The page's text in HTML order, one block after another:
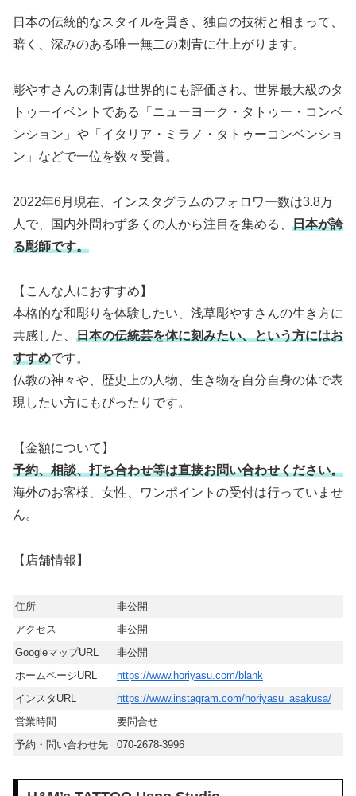
日本の伝統的なスタイルを貫き、独自の技術と相まって、
暗く、深みのある唯一無二の刺青に仕上がります。
彫やすさんの刺青は世界的にも評価され、世界最大級のタ
トゥーイベントである「ニューヨーク・タトゥー・コンベ
ンション」や「イタリア・ミラノ・タトゥーコンベンショ
ン」などで一位を数々受賞。
2022年6月現在、インスタグラムのフォロワー数は3.8万
人で、国内外問わず多くの人から注目を集める、 日本が誇
る彫師です。
【こんな人におすすめ】
本格的な和彫りを体験したい、浅草彫やすさんの生き方に
共感した、 日本の伝統芸を体に刻みたい、という方にはお
すすめです。
仏教の神々や、歴史上の人物、生き物を自分自身の体で表
現したい方にもぴったりです。
【金額について】
予約、相談、打ち合わせ等は直接お問い合わせください。
海外のお客様、女性、ワンポイントの受付は行っていませ
ん。
【店舗情報】
住所
非公開
アクセス
非公開
GoogleマップURL
非公開
ホームページURL
https://www.horiyasu.com/blank
インスタURL
https://www.instagram.com/horiyasu_asakusa/
営業時間
要問合せ
予約・問い合わせ先
070-2678-3996